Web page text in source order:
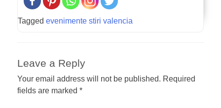
Tagged evenimente stiri valencia
Leave a Reply
Your email address will not be published. Required
fields are marked *